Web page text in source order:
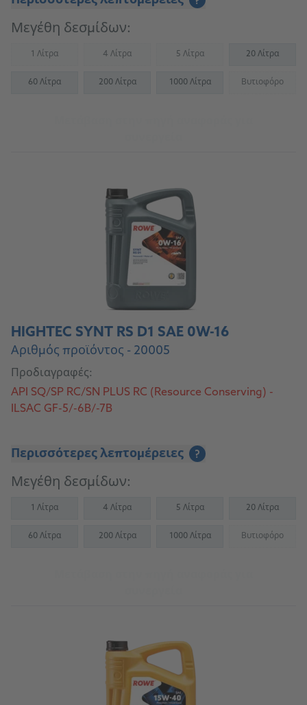
Μεγέθη δεσμίδων:
1 Λίτρα(Not available) 4 Λίτρα(Not available) 5 Λίτρα
(Not available) 20 Λίτρα
60 Λίτρα 200 Λίτρα 1000 Λίτρα Βυτιοφόρο
(Not
HIGHTEC SYNT RS D1 SAE 0W-16
Αριθμός προϊόντος - 20005
Προδιαγραφές:
API SQ/SP RC/SN PLUS RC (Resource Conserving) -
ILSAC GF-5/-6B/-7B
Περισσότερες λεπτομέρειες ?
Μεγέθη δεσμίδων:
1 Λίτρα 4 Λίτρα 5 Λίτρα 20 Λίτρα
60 Λίτρα 200 Λίτρα 1000 Λίτρα Βυτιοφόρο
(Not